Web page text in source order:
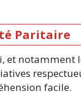
Paritaire
et
facile.